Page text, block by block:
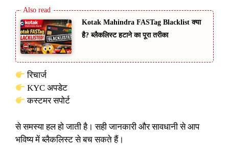
Kotak Mahindra FASTag Blacklist क्या
है? ब्लैकलिस्ट हटाने का पूरा तरीका
रिचार्ज
KYC अपडेट
कस्टमर सपोर्ट
से समस्या हल हो जाती है। सही जानकारी और सावधानी से आप
भविष्य में ब्लैकलिस्ट से बच सकते हैं।